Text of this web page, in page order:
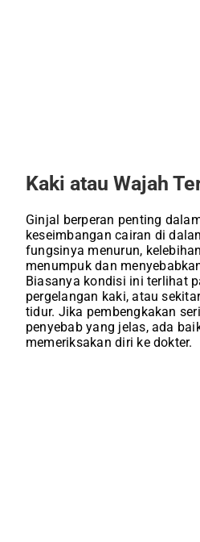
Kaki atau Wajah
Ginjal berperan penting
keseimbangan cairan di
fungsinya menurun,
menumpuk dan
Biasanya kondisi ini terlihat
pergelangan kaki, atau
tidur. Jika pembengkakan
penyebab yang jelas, ada
memeriksakan diri ke dokter.